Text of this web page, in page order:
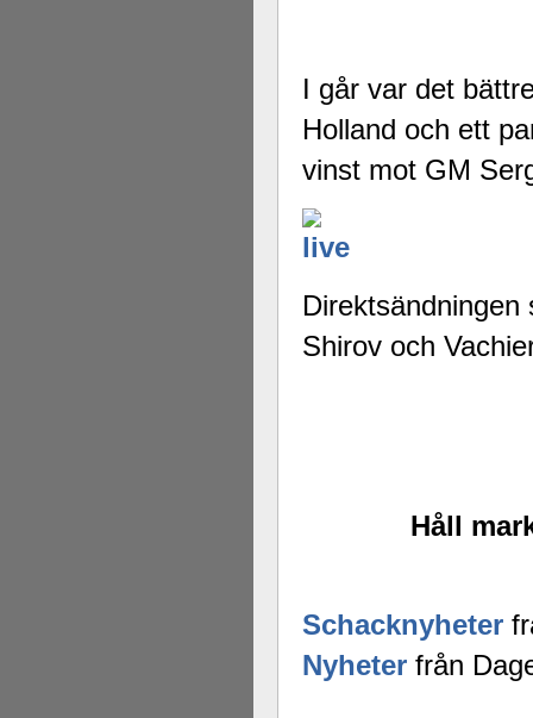
I går var det
Holland och ett
vinst mot GM
Shirov och
Håll
Schacknyheter
Nyheter från